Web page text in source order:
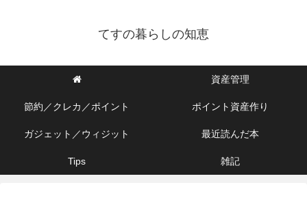
てすの暮らしの知恵
資産管理
節約／クレカ／ポイント ポイント資産作り
ガジェット／ウィジット 最近読んだ本
Tips 雑記